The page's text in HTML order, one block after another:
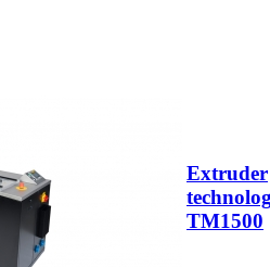
Extruder
TM1500